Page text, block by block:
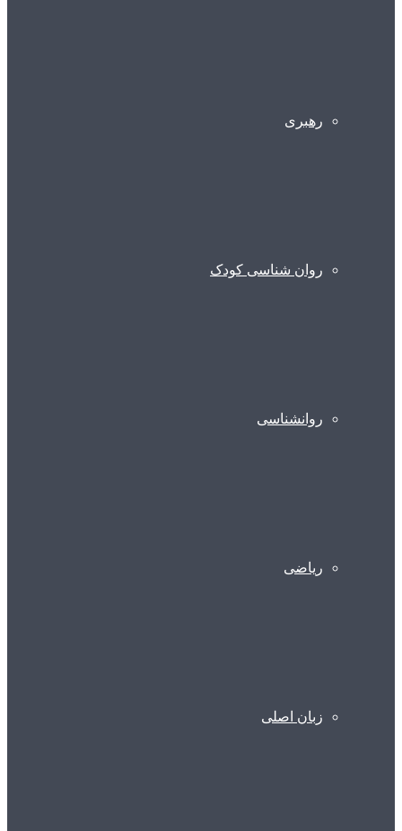
رهبری
روان شناسی کودک
روانشناسی
ریاضی
زبان اصلی